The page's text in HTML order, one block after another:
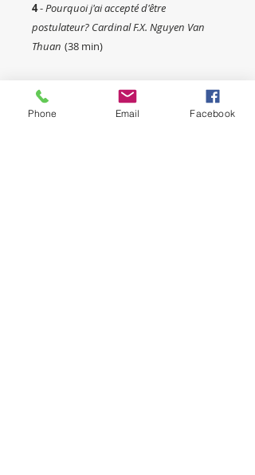
4-Pourquoi j'ai accepté d'être
postulateur? Cardinal F.X. Nguyen Van
Thuan (38 min)
béatification et documents officiels
min)
Phone Email Facebook